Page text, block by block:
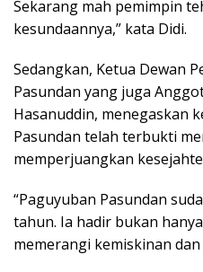
Sekarang mah pemimpin
kesundaannya,” kata Didi.
Sedangkan, Ketua Dewan
Pasundan yang juga
Hasanuddin, menegaskan
Pasundan telah terbukti
memperjuangkan
“Paguyuban Pasundan
tahun. Ia hadir bukan
memerangi kemiskinan